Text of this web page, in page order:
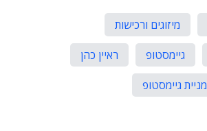
מיזוגים ורכישות
גיימסטופ
ראיין כהן
מניית גיימסטופ